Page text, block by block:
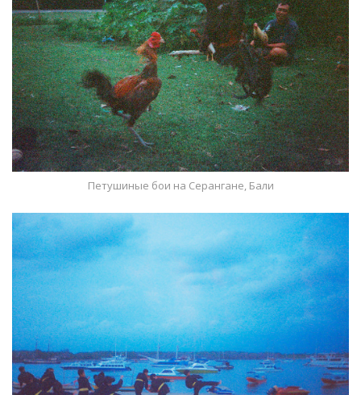
Петушиные бои на Серангане, Бали